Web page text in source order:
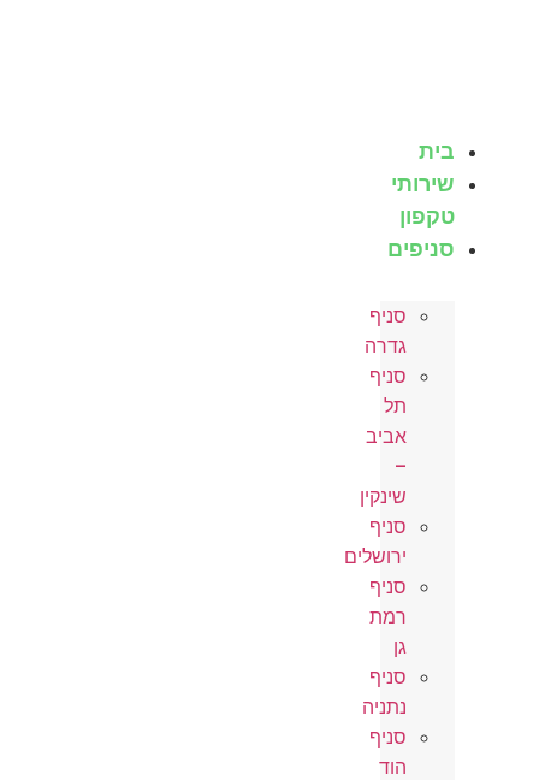
בית
שירותי
טקפון
סניפים
סניף
גדרה
סניף
תל
אביב
–
שינקין
סניף
ירושלים
סניף
רמת
גן
סניף
נתניה
סניף
הוד